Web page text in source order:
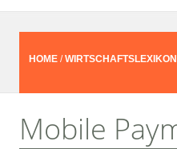
HOME /WIRTSCHAFTSLEXIKON
Mobile